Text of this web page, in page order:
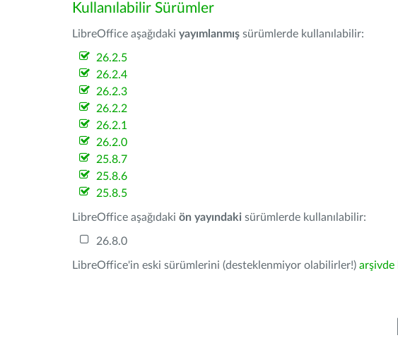
Kullanılabilir Sürümler
LibreOffice aşağıdaki yayımlanmış sürümlerde kullanılabilir:
26.2.5
26.2.4
26.2.3
26.2.2
26.2.1
26.2.0
25.8.7
25.8.6
25.8.5
LibreOffice aşağıdaki ön yayındaki sürümlerde kullanılabilir:
26.8.0
LibreOffice'in eski sürümlerini (desteklenmiyor olabilirler!) arşivde